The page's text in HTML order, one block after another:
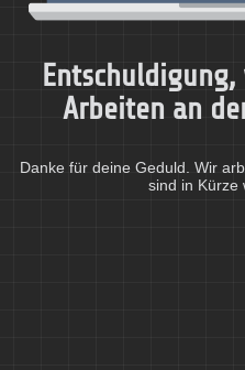
Arbeiten an
Danke für deine Geduld. Wir
sind in Kürze